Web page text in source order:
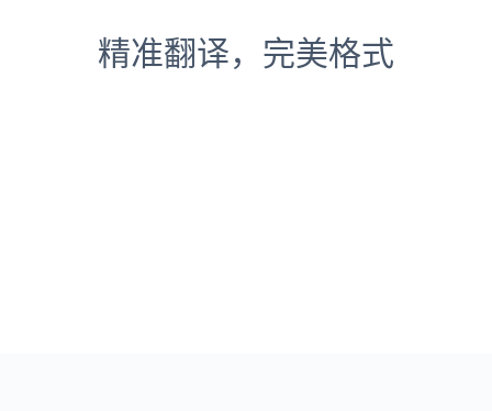
精准翻译，完美格式